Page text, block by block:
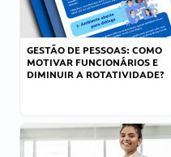
GESTÃO DE PESSOAS: COMO
MOTIVAR FUNCIONÁRIOS E
DIMINUIR A ROTATIVIDADE?